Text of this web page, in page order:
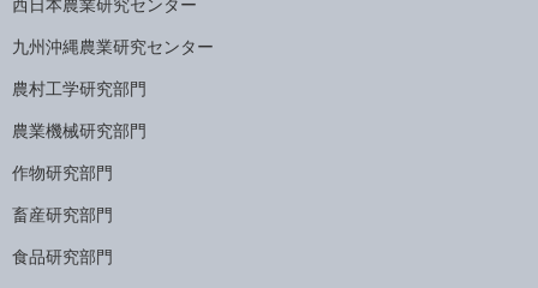
西日本農業研究センター
九州沖縄農業研究センター
農村工学研究部門
農業機械研究部門
作物研究部門
畜産研究部門
食品研究部門